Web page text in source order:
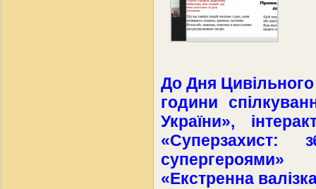
До Дня
години
України»,
«Екстренна